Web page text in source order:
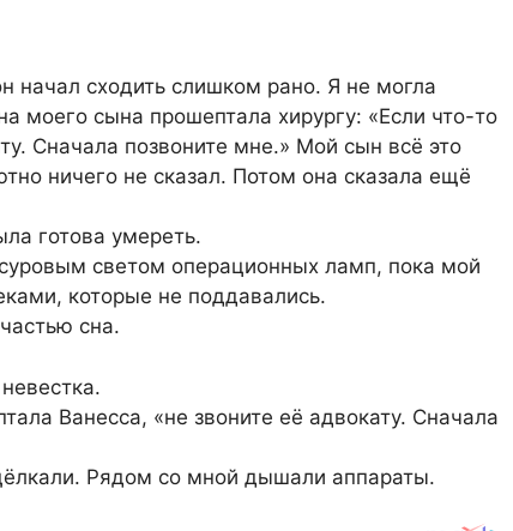
начал сходить слишком рано. Я не могла
моего сына прошептала хирургу: «Если что-то
Сначала позвоните мне.» Мой сын всё это
ничего не сказал. Потом она сказала ещё
готова умереть.
светом операционных ламп, пока мой
которые не поддавались.
сна.
Ванесса, «не звоните её адвокату. Сначала
Рядом со мной дышали аппараты.